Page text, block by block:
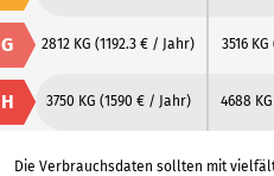
G 2812 KG (1192.3 € / Jahr) 3516 KG
H 3750 KG (1590 € / Jahr) 4688 KG
Die Verbrauchsdaten sollten mit